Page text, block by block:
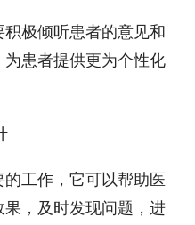
极倾听患者的意见和
患者提供更为个性化
工作，它可以帮助医
，及时发现问题，进